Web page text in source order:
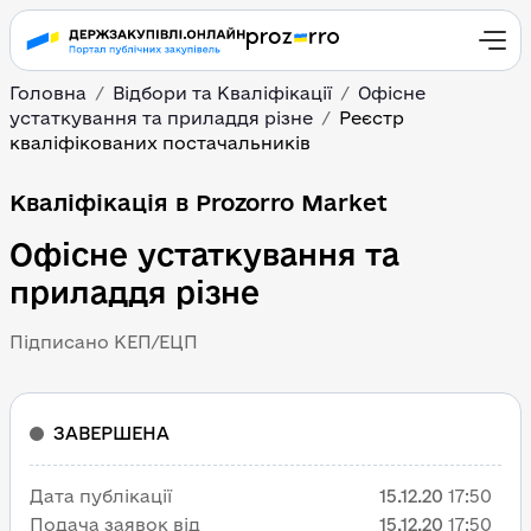
Головна Відбори та Кваліфікації
Офісне
устаткування та приладдя різне
Реєстр
кваліфікованих постачальників
Кваліфікація в Prozorro Market
Офісне устаткування та
приладдя різне
Підписано КЕП/ЕЦП
ЗАВЕРШЕНА
Дата публікації 15.12.20 17:50
Подача заявок від
15.12.20 17:50